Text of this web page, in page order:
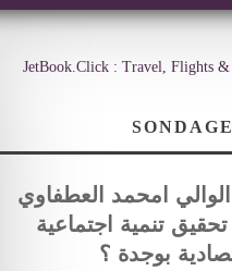
JetBook.Click : Travel, Flights &
SONDAGE
امحمد العطفاوي
تنمية اجتماعية
بوجدة ؟